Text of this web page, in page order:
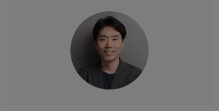
任せることの重要性と部下育成・成長、対応の仕方を知り、「正
しい丸投げ」で個人も組織も劇的に成長し最大のパフォーマンス